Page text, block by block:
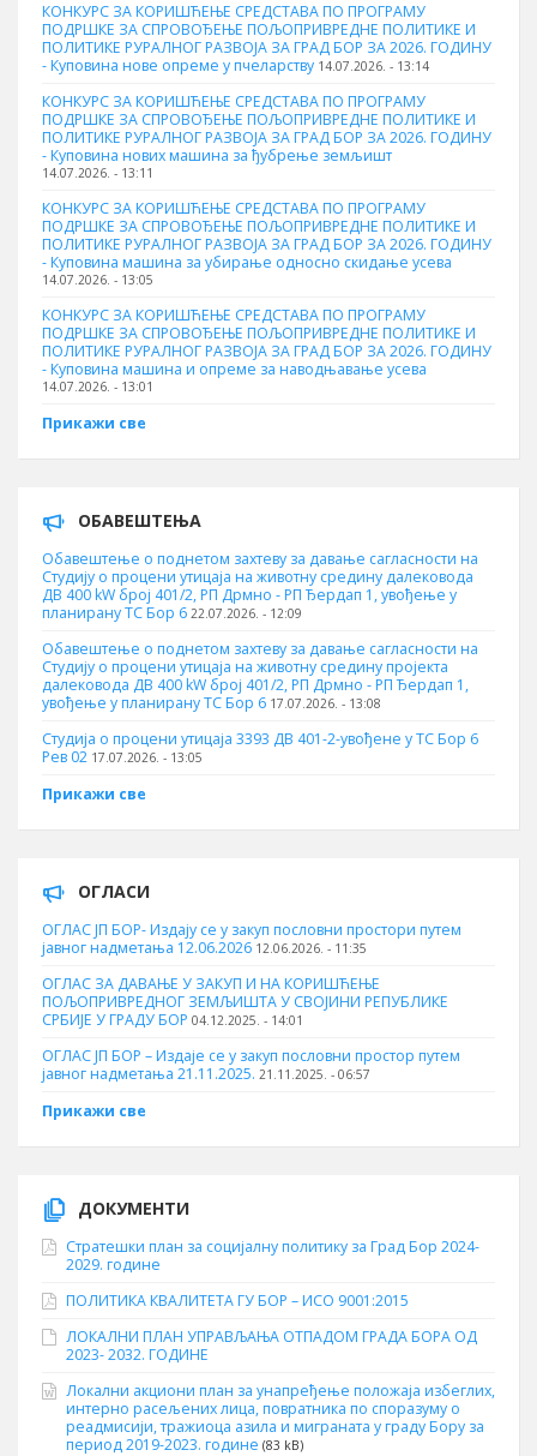
КОНКУРС ЗА КОРИШЋЕЊЕ СРЕДСТАВА ПО ПРОГРАМУ
ПОДРШКЕ ЗА СПРОВОЂЕЊЕ ПОЉОПРИВРЕДНЕ ПОЛИТИКЕ И
ПОЛИТИКЕ РУРАЛНОГ РАЗВОЈА ЗА ГРАД БОР ЗА 2026. ГОДИНУ
- Куповина нове опреме у пчеларству 14.07.2026. - 13:14
КОНКУРС ЗА КОРИШЋЕЊЕ СРЕДСТАВА ПО ПРОГРАМУ
ПОДРШКЕ ЗА СПРОВОЂЕЊЕ ПОЉОПРИВРЕДНЕ ПОЛИТИКЕ И
ПОЛИТИКЕ РУРАЛНОГ РАЗВОЈА ЗА ГРАД БОР ЗА 2026. ГОДИНУ
- Куповина нових машина за ђубрење земљишт
14.07.2026. - 13:11
КОНКУРС ЗА КОРИШЋЕЊЕ СРЕДСТАВА ПО ПРОГРАМУ
ПОДРШКЕ ЗА СПРОВОЂЕЊЕ ПОЉОПРИВРЕДНЕ ПОЛИТИКЕ И
ПОЛИТИКЕ РУРАЛНОГ РАЗВОЈА ЗА ГРАД БОР ЗА 2026. ГОДИНУ
- Куповинa машина за убирање односно скидање усева
14.07.2026. - 13:05
КОНКУРС ЗА КОРИШЋЕЊЕ СРЕДСТАВА ПО ПРОГРАМУ
ПОДРШКЕ ЗА СПРОВОЂЕЊЕ ПОЉОПРИВРЕДНЕ ПОЛИТИКЕ И
ПОЛИТИКЕ РУРАЛНОГ РАЗВОЈА ЗА ГРАД БОР ЗА 2026. ГОДИНУ
- Куповина машина и опреме за наводњавање усева
14.07.2026. - 13:01
Прикажи све
ОБАВЕШТЕЊА
Обавештење о поднетом захтеву за давање сагласности на
Студију о процени утицаја на животну средину далековода
ДВ 400 kW број 401/2, РП Дрмно - РП Ђердап 1, увођење у
планирану ТС Бор 6 22.07.2026. - 12:09
Обавештење о поднетом захтеву за давање сагласности на
Студију о процени утицаја на животну средину пројекта
далековода ДВ 400 kW број 401/2, РП Дрмно - РП Ђердап 1,
увођење у планирану ТС Бор 6 17.07.2026. - 13:08
Студија о процени утицаја 3393 ДВ 401-2-увођене у ТС Бор 6
Рев 02 17.07.2026. - 13:05
Прикажи све
ОГЛАСИ
ОГЛАС ЈП БОР- Издају се у закуп пословни простори путем
јавног надметања 12.06.2026 12.06.2026. - 11:35
ОГЛАС ЗА ДАВАЊЕ У ЗАКУП И НА КОРИШЋЕЊЕ
ПОЉОПРИВРЕДНОГ ЗЕМЉИШТА У СВОЈИНИ РЕПУБЛИКЕ
СРБИЈЕ У ГРАДУ БОР 04.12.2025. - 14:01
ОГЛАС ЈП БОР – Издаје се у закуп пословни простор путем
јавног надметања 21.11.2025. 21.11.2025. - 06:57
Прикажи све
ДОКУМЕНТИ
Стратешки план за социјалну политику за Град Бор 2024-
2029. године
ПОЛИТИКА КВАЛИТЕТА ГУ БОР – ИСО 9001:2015
ЛОКАЛНИ ПЛАН УПРАВЉАЊА ОТПАДОМ ГРАДА БОРА ОД
2023- 2032. ГОДИНЕ
Локални акциони план за унапређење положаја избеглих,
интерно расељених лица, повратника по споразуму о
реадмисији, тражиоца азила и миграната у граду Бору за
период 2019-2023. године (83 kB)